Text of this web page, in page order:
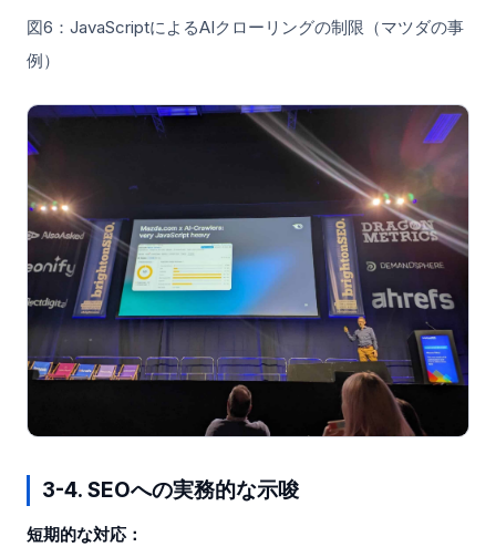
図6：JavaScriptによるAIクローリングの制限（マツダの事
例）
3-4. SEOへの実務的な示唆
短期的な対応：